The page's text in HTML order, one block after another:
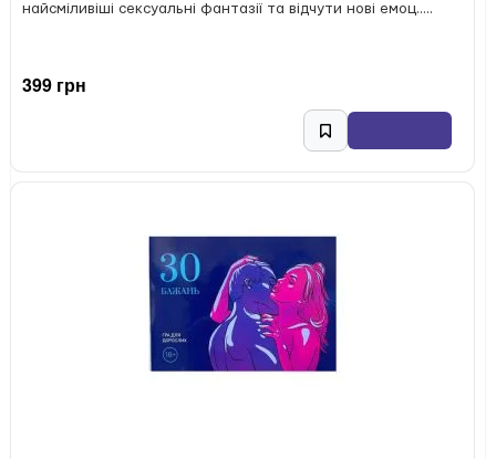
найсміливіші сексуальні фантазії та відчути нові емоц.....
399 грн